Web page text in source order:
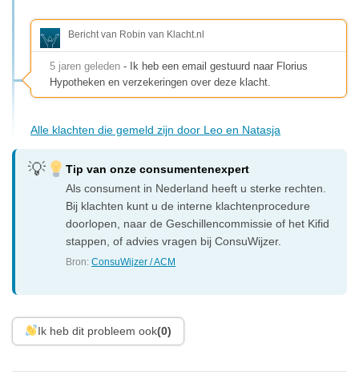
Bericht van Robin van Klacht.nl
5 jaren geleden - Ik heb een email gestuurd naar Florius
Hypotheken en verzekeringen over deze klacht.
Alle klachten die gemeld zijn door Leo en Natasja
Tip van onze consumentenexpert
Als consument in Nederland heeft u sterke rechten.
Bij klachten kunt u de interne klachtenprocedure
doorlopen, naar de Geschillencommissie of het Kifid
stappen, of advies vragen bij ConsuWijzer.
Bron:ConsuWijzer / ACM
Ik heb dit probleem ook(0)